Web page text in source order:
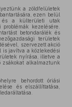
a zöldfelületek
ezen belül
és a külterületi utak
kezelésére.
betondarálék és
területek
szervezett akció
javítva a közlekedési
nyírása, illetve a
zsákokat alkalmaztunk
behordott óriási
és elszállíttatása,